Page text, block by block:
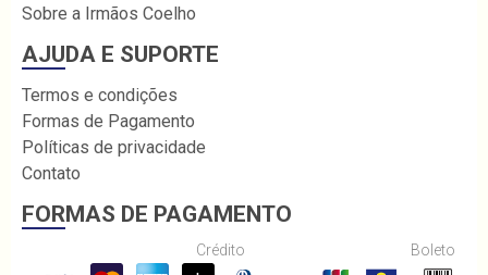
Sobre a Irmãos Coelho
AJUDA E SUPORTE
Termos e condições
Formas de Pagamento
Políticas de privacidade
Contato
FORMAS DE PAGAMENTO
Crédito Boleto